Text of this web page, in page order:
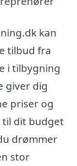
kan
tilbud fra
i tilbygning
giver dig
priser og
til dit budget
drømmer
stor